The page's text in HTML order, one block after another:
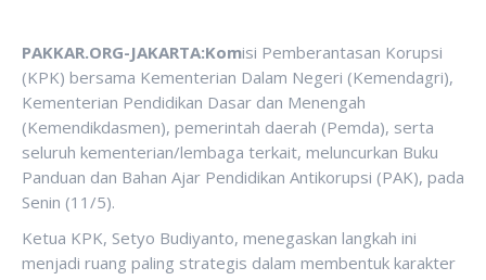
PAKKAR.ORG-JAKARTA:Komisi Pemberantasan Korupsi
(KPK) bersama Kementerian Dalam Negeri (Kemendagri),
Kementerian Pendidikan Dasar dan Menengah
(Kemendikdasmen), pemerintah daerah (Pemda), serta
seluruh kementerian/lembaga terkait, meluncurkan Buku
Panduan dan Bahan Ajar Pendidikan Antikorupsi (PAK), pada
Senin (11/5).
Ketua KPK, Setyo Budiyanto, menegaskan langkah ini
menjadi ruang paling strategis dalam membentuk karakter